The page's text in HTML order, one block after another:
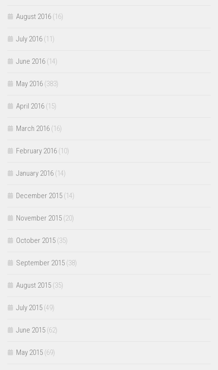
August 2016 (16)
July 2016 (11)
June 2016 (14)
May 2016 (383)
April 2016 (15)
March 2016 (16)
February 2016 (10)
January 2016 (14)
December 2015 (14)
November 2015 (20)
October 2015 (35)
September 2015 (38)
August 2015 (35)
July 2015 (49)
June 2015 (62)
May 2015 (69)